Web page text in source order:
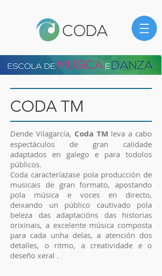
CODA TM
Dende Vilagarcía, Coda TM leva a cabo
espectáculos de gran calidade
adaptados en galego e para todolos
públicos.
Coda caracteríazase pola producción de
musicais de gran formato, apostando
pola música e voces en directo,
deixando un público cautivado pola
beleza das adaptacións das historias
orixinais, a excelente música composta
para cada unha delas, a atención dos
detalles, o ritmo, a creatividade e o
deseño xeral .